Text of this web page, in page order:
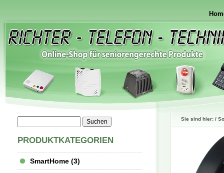
PRODUKTKATEGORIEN
SmartHome (3)
Sie sind hier: /